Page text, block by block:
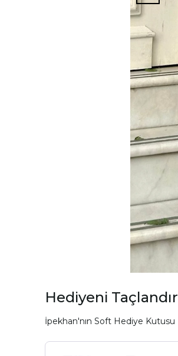
Hediyeni Taçlandır
İpekhan'nın Soft Hediye Kutusu